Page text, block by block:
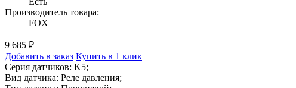
Производитель товара:
FOX
9 685 ₽
Добавить в заказ Купить в 1 клик
Серия датчиков: K5;
Вид датчика: Реле давления;